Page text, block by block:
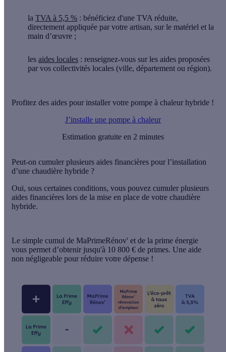
la TVA à 5,5 % : bénéficiez d'une TVA réduite,
directement appliquée par votre artisan, sur le matériel et la
main d’œuvre ;
les aides locales : renseignez-vous sur les aides proposées
par vos collectivités locales (ville, département ou région).
Profitez des aides pour installer votre pompe à chaleur hybride !
J’installe une pompe à chaleur
Estimation gratuite en 2 minutes
Peut-on cumuler plusieurs aides financières pour l’installation
d’une chaudière hybride ?
Oui, sous certaines conditions, vous pouvez cumuler plusieurs
aides financières lors de la mise en place de votre chaudière
hybride.
Le simple cumul de MaPrimeRénov' et de la prime énergie
vous permet d’obtenir jusqu'à 10 800 € de primes. Une aide
non négligeable pour réduire votre dépense !